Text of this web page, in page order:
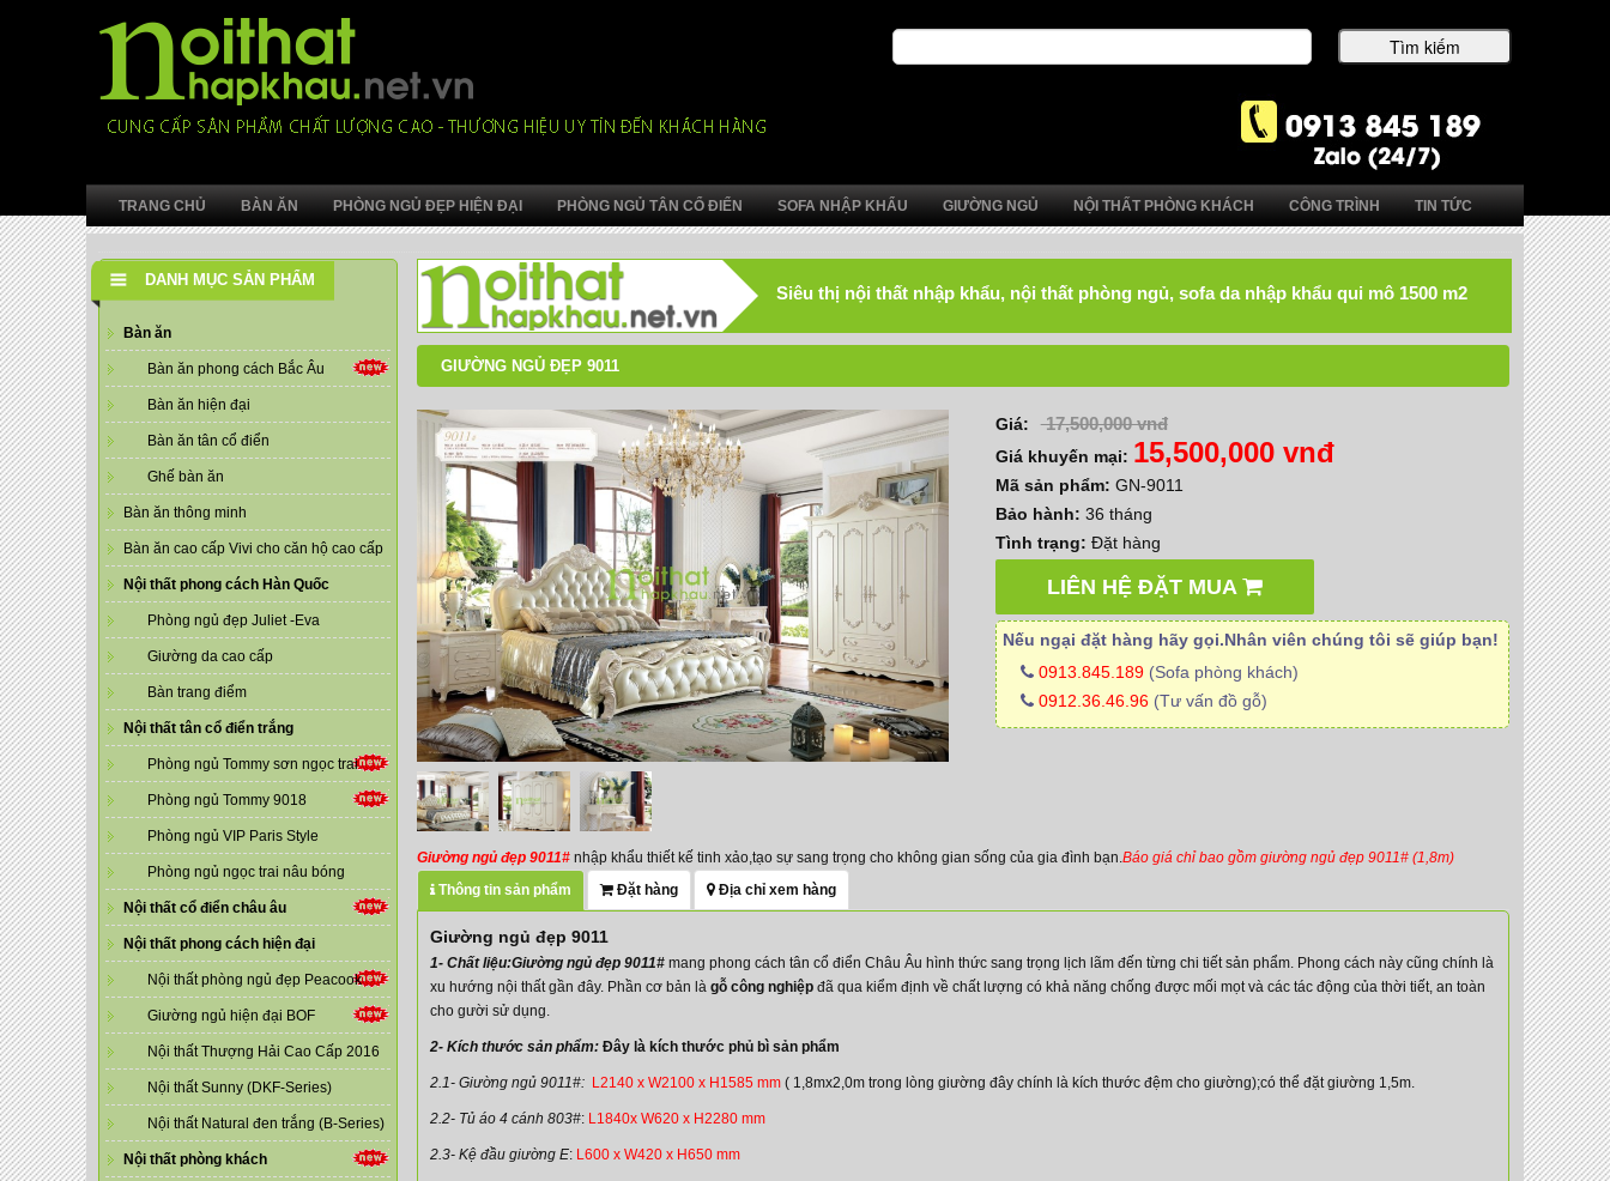
TRANG CHỦ BÀN ĂN PHÒNG NGỦ ĐẸP HIỆN ĐẠI PHÒNG NGỦ TÂN CỔ ĐIỂN SOFA NHẬP KHẨU GIƯỜNG NGỦ NỘI THẤT PHÒNG KHÁCH CÔNG TRÌNH TIN TỨC
DANH MỤC SẢN PHẨM
Bàn ăn
Bàn ăn phong cách Bắc Âu
Bàn ăn hiện đại
Bàn ăn tân cổ điển
Ghế bàn ăn
Bàn ăn thông minh
Bàn ăn cao cấp Vivi cho căn hộ cao cấp
Nội thất phong cách Hàn Quốc
Phòng ngủ đẹp Juliet -Eva
Giường da cao cấp
Bàn trang điểm
Nội thất tân cổ điển trắng
Phòng ngủ Tommy sơn ngọc trai
Phòng ngủ Tommy 9018
Phòng ngủ VIP Paris Style
Phòng ngủ ngọc trai nâu bóng
Nội thất cổ điển châu âu
Nội thất phong cách hiện đại
Nội thất phòng ngủ đẹp Peacook
Giường ngủ hiện đại BOF
Nội thất Thượng Hải Cao Cấp 2016
Nội thất Sunny (DKF-Series)
Nội thất Natural đen trắng (B-Series)
Nội thất phòng khách
Siêu thị nội thất nhập khẩu, nội thất phòng ngủ, sofa da nhập khẩu qui mô 1500 m2
GIƯỜNG NGỦ ĐẸP 9011
Giá: 17,500,000 vnđ
Giá khuyến mại: 15,500,000 vnđ
Mã sản phẩm: GN-9011
Bảo hành: 36 tháng
Tình trạng: Đặt hàng
LIÊN HỆ ĐẶT MUA
Nếu ngại đặt hàng hãy gọi.Nhân viên chúng tôi sẽ giúp bạn!
0913.845.189(Sofa phòng khách)
0912.36.46.96(Tư vấn đồ gỗ)
Giường ngủ đẹp 9011# nhập khẩu thiết kế tinh xảo,tạo sự sang trọng cho không gian sống của gia đình bạn.Báo giá chỉ bao gồm giường ngủ đẹp 9011# (1,8m)
Thông tin sản phẩm
Đặt hàng Địa chỉ xem hàng
Giường ngủ đẹp 9011
1- Chất liệu:Giường ngủ đẹp 9011# mang phong cách tân cổ điển Châu Âu hình thức sang trọng lịch lãm đến từng chi tiết sản phẩm. Phong cách này cũng chính là
xu hướng nội thất gần đây. Phần cơ bản là gỗ công nghiệp đã qua kiểm định về chất lượng có khả năng chống được mối mọt và các tác động của thời tiết, an toàn
cho gười sử dụng.
2- Kích thước sản phẩm: Đây là kích thước phủ bì sản phẩm
2.1- Giường ngủ 9011#: L2140 x W2100 x H1585 mm ( 1,8mx2,0m trong lòng giường đây chính là kích thước đệm cho giường);có thể đặt giường 1,5m.
2.2- Tủ áo 4 cánh 803#: L1840x W620 x H2280 mm
2.3- Kệ đầu giường E: L600 x W420 x H650 mm